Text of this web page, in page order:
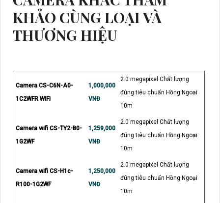
KHẢO CÙNG LOẠI VÀ
THƯƠNG HIỆU
Camera CS-C6N-A0-
1C2WFR WIFi
1,000,000
VNĐ
2.0 megapixel Chất lượng
đúng tiêu chuẩn Hồng Ngoại
10m
Camera wifi CS-TY2-B0-
1G2WF
1,259,000
VNĐ
2.0 megapixel Chất lượng
đúng tiêu chuẩn Hồng Ngoại
10m
Camera wifi CS-H1c-
R100-1G2WF
1,250,000
VNĐ
2.0 megapixel Chất lượng
đúng tiêu chuẩn Hồng Ngoại
10m